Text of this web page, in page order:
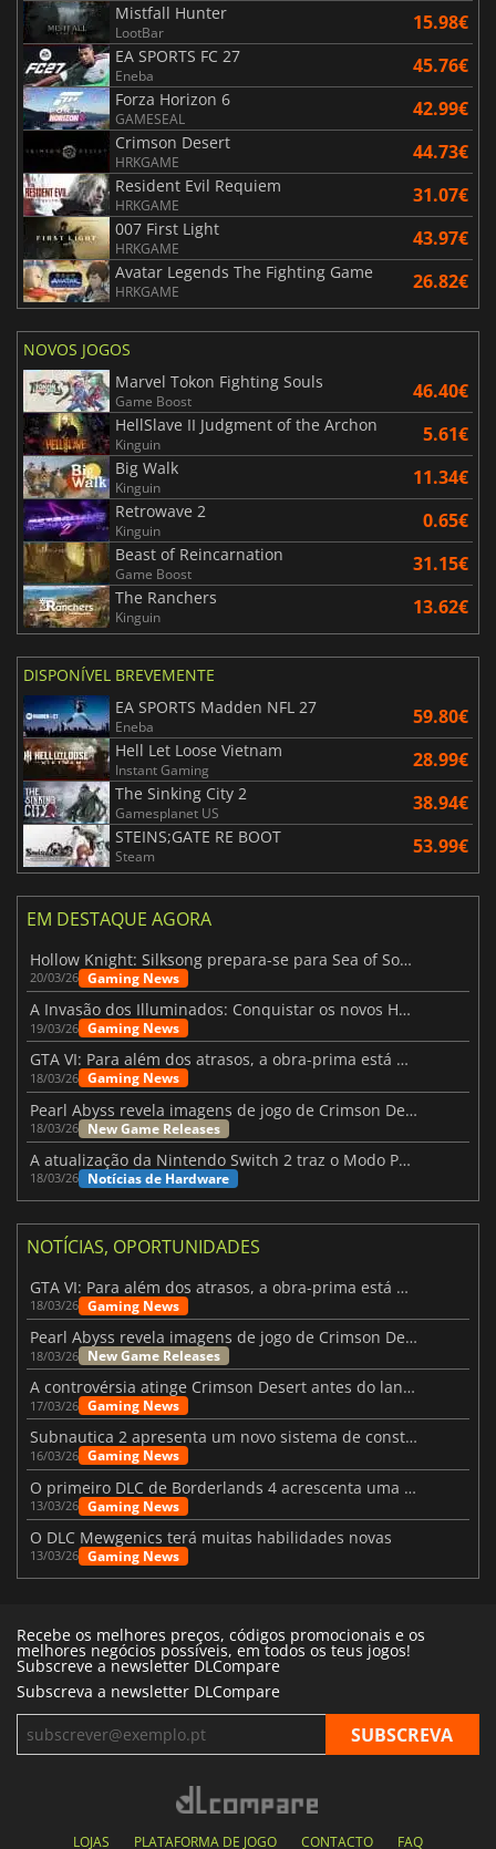
Mistfall Hunter
LootBar 15.98€
EA SPORTS FC 27
Eneba 45.76€
Forza Horizon 6
GAMESEAL 42.99€
Crimson Desert
HRKGAME 44.73€
Resident Evil Requiem
HRKGAME 31.07€
007 First Light
HRKGAME 43.97€
Avatar Legends The Fighting Game
HRKGAME 26.82€
NOVOS JOGOS
Marvel Tokon Fighting Souls
Game Boost 46.40€
HellSlave II Judgment of the Archon
Kinguin 5.61€
Big Walk
Kinguin 11.34€
Retrowave 2
Kinguin 0.65€
Beast of Reincarnation
Game Boost 31.15€
The Ranchers
Kinguin 13.62€
DISPONÍVEL BREVEMENTE
EA SPORTS Madden NFL 27
Eneba 59.80€
Hell Let Loose Vietnam
Instant Gaming 28.99€
The Sinking City 2
Gamesplanet US 38.94€
STEINS;GATE RE BOOT
Steam 53.99€
EM DESTAQUE AGORA
Hollow Knight: Silksong prepara-se para Sea of Sorrow com um patch
20/03/26 Gaming News
A Invasão dos Illuminados: Conquistar os novos Helldivers 2 Atualização!
19/03/26 Gaming News
GTA VI: Para além dos atrasos, a obra-prima está quase a chegar
18/03/26 Gaming News
Pearl Abyss revela imagens de jogo de Crimson Desert para a PS5
18/03/26 New Game Releases
A atualização da Nintendo Switch 2 traz o Modo Portátil aos jogos mais antigos da Switch
18/03/26 Notícias de Hardware
NOTÍCIAS, OPORTUNIDADES
GTA VI: Para além dos atrasos, a obra-prima está quase a chegar
18/03/26 Gaming News
Pearl Abyss revela imagens de jogo de Crimson Desert para a PS5
18/03/26 New Game Releases
A controvérsia atinge Crimson Desert antes do lançamento
17/03/26 Gaming News
Subnautica 2 apresenta um novo sistema de construção de bases
16/03/26 Gaming News
O primeiro DLC de Borderlands 4 acrescenta uma nova personagem e muito mais
13/03/26 Gaming News
O DLC Mewgenics terá muitas habilidades novas
13/03/26 Gaming News
Recebe os melhores preços, códigos promocionais e os
melhores negócios possíveis, em todos os teus jogos!
Subscreve a newsletter DLCompare
Subscreva a newsletter DLCompare
LOJAS PLATAFORMA DE JOGO CONTACTO FAQ